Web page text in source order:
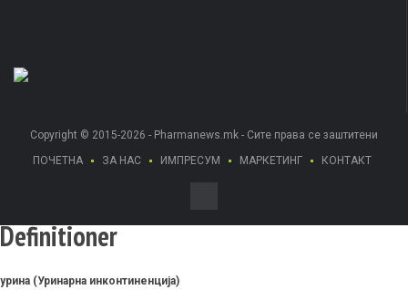
Copyright © 2015-2026 - Pharmanews.mk - Сите права се заштитени
ПОЧЕТНА
ЗА НАС ИМПРЕСУМ МАРКЕТИНГ КОНТАКТ
Definitioner
урина (Уринарна инконтиненција)